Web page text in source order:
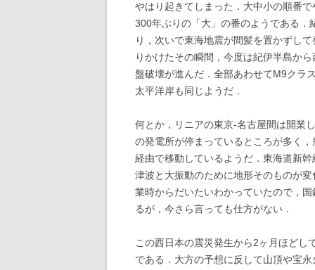
2017年の記事
2016年の記事
2015年の記事
2013年の記事
2012年の記事
2011年の記事
2009年の記事
やはり起きてしまった．大中小の順番
300年ぶりの「大」の番のようである
り，次いで東海地震が間髪を置かずし
りかけたその瞬間，今度は紀伊半島か
盤破壊が進んだ．全部あわせてM9クラ
太平洋岸も同じようだ．
何とか，リニアの東京-名古屋間は開業
の発電所が停まっているところが多く
経由で移動しているようだ．東海道新
津波と大振動のために地形そのものが
業時からだいたいわかっていたので，
るが，今さら言っても仕方がない．
この西日本の震災発生から2ヶ月ほどし
である．大方の予想に反して山頂や宝